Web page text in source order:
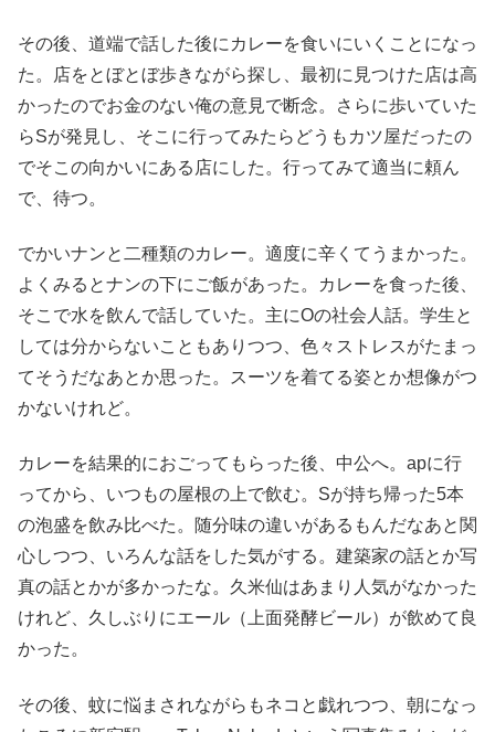
その後、道端で話した後にカレーを食いにいくことになっ
た。店をとぼとぼ歩きながら探し、最初に見つけた店は高
かったのでお金のない俺の意見で断念。さらに歩いていた
らSが発見し、そこに行ってみたらどうもカツ屋だったの
でそこの向かいにある店にした。行ってみて適当に頼ん
で、待つ。
でかいナンと二種類のカレー。適度に辛くてうまかった。
よくみるとナンの下にご飯があった。カレーを食った後、
そこで水を飲んで話していた。主にOの社会人話。学生と
しては分からないこともありつつ、色々ストレスがたまっ
てそうだなあとか思った。スーツを着てる姿とか想像がつ
かないけれど。
カレーを結果的におごってもらった後、中公へ。apに行
ってから、いつもの屋根の上で飲む。Sが持ち帰った5本
の泡盛を飲み比べた。随分味の違いがあるもんだなあと関
心しつつ、いろんな話をした気がする。建築家の話とか写
真の話とかが多かったな。久米仙はあまり人気がなかった
けれど、久しぶりにエール（上面発酵ビール）が飲めて良
かった。
その後、蚊に悩まされながらもネコと戯れつつ、朝になっ